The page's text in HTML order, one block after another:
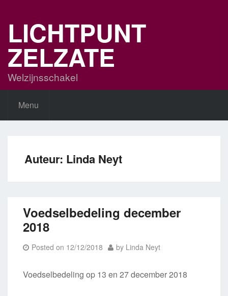
LICHTPUNT
ZELZATE
Welzijnsschakel
Menu
Auteur: Linda Neyt
Voedselbedeling december
2018
Posted on 12/12/2018 by Linda Neyt
Voedselbedeling op 13 en 27 december 2018